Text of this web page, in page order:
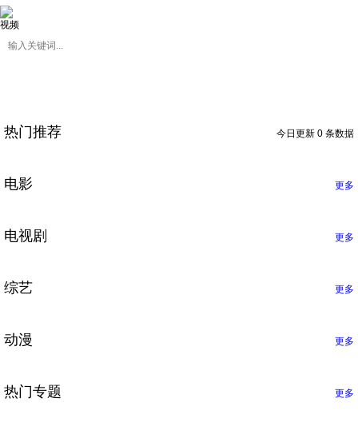
视频
今日更新 0 条数据
热门推荐
电影 更多
电视剧 更多
综艺 更多
动漫 更多
热门专题 更多